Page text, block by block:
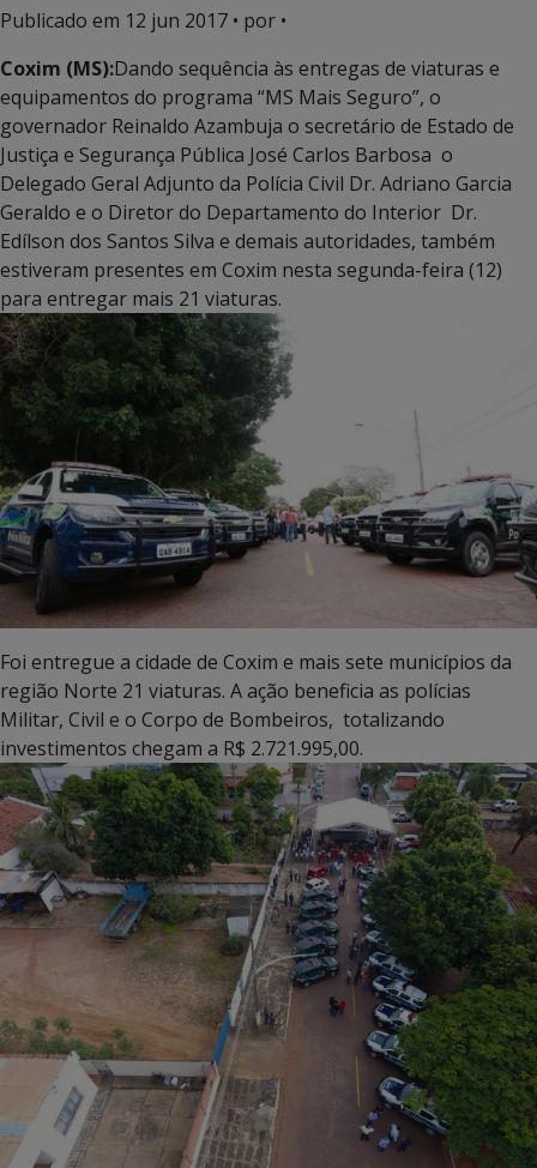
Publicado em 12 jun 2017 • por •
Coxim (MS):Dando sequência às entregas de viaturas e
equipamentos do programa “MS Mais Seguro”, o
governador Reinaldo Azambuja o secretário de Estado de
Justiça e Segurança Pública José Carlos Barbosa o
Delegado Geral Adjunto da Polícia Civil Dr. Adriano Garcia
Geraldo e o Diretor do Departamento do Interior Dr.
Edílson dos Santos Silva e demais autoridades, também
estiveram presentes em Coxim nesta segunda-feira (12)
para entregar mais 21 viaturas.
Foi entregue a cidade de Coxim e mais sete municípios da
região Norte 21 viaturas. A ação beneficia as polícias
Militar, Civil e o Corpo de Bombeiros, totalizando
investimentos chegam a R$ 2.721.995,00.